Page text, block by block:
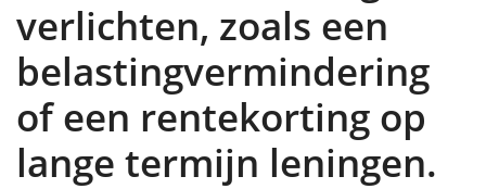
verlichten, zoals een
belastingvermindering
of een rentekorting op
lange termijn leningen.